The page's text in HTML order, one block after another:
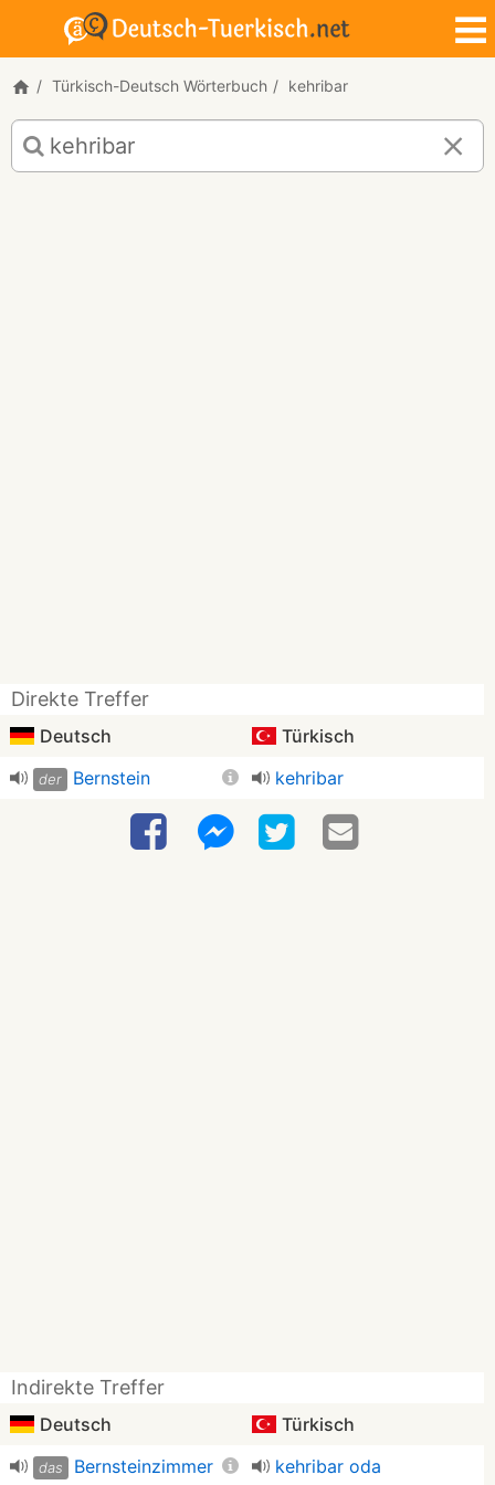
Türkisch-Deutsch Wörterbuch kehribar
Türkisch-
Deutsch
Übersetzung
Direkte Treffer
Deutsch Türkisch
der Bernstein kehribar
Indirekte Treffer
Deutsch Türkisch
das Bernsteinzimmer kehribar oda